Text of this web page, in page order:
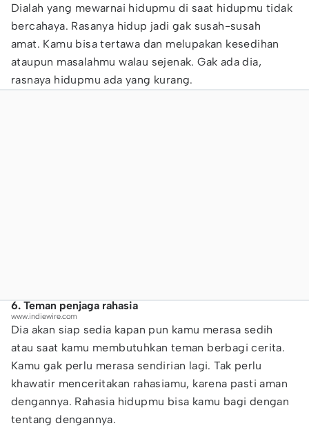
Dialah yang mewarnai hidupmu di saat hidupmu tidak
bercahaya. Rasanya hidup jadi gak susah-susah
amat. Kamu bisa tertawa dan melupakan kesedihan
ataupun masalahmu walau sejenak. Gak ada dia,
rasnaya hidupmu ada yang kurang.
6. Teman penjaga rahasia
www.indiewire.com
Dia akan siap sedia kapan pun kamu merasa sedih
atau saat kamu membutuhkan teman berbagi cerita.
Kamu gak perlu merasa sendirian lagi. Tak perlu
khawatir menceritakan rahasiamu, karena pasti aman
dengannya. Rahasia hidupmu bisa kamu bagi dengan
tentang dengannya.